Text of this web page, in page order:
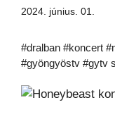
2024. június. 01.
#dralban #koncert
#gyöngyöstv #gytv